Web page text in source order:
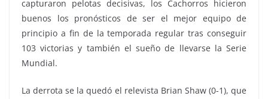
capturaron pelotas decisivas, los Cachorros hicieron
buenos los pronósticos de ser el mejor equipo de
principio a fin de la temporada regular tras conseguir
103 victorias y también el sueño de llevarse la Serie
Mundial.
La derrota se la quedó el relevista Brian Shaw (0-1), que